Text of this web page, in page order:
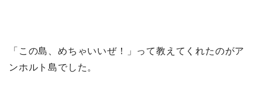
「この島、めちゃいいぜ！」って教えてくれたのがア
ンホルト島でした。